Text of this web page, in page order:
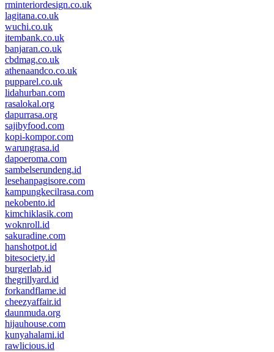
rminteriordesign.co.uk
lagitana.co.uk
wuchi.co.uk
itembank.co.uk
banjaran.co.uk
cbdmag.co.uk
athenaandco.co.uk
pupparel.co.uk
lidahurban.com
rasalokal.org
dapurrasa.org
sajibyfood.com
kopi-kompor.com
warungrasa.id
dapoeroma.com
sambelserundeng.id
lesehanpagisore.com
kampungkecilrasa.com
nekobento.id
kimchiklasik.com
woknroll.id
sakuradine.com
hanshotpot.id
bitesociety.id
burgerlab.id
thegrillyard.id
forkandflame.id
cheezyaffair.id
daunmuda.org
hijauhouse.com
kunyahalami.id
rawlicious.id